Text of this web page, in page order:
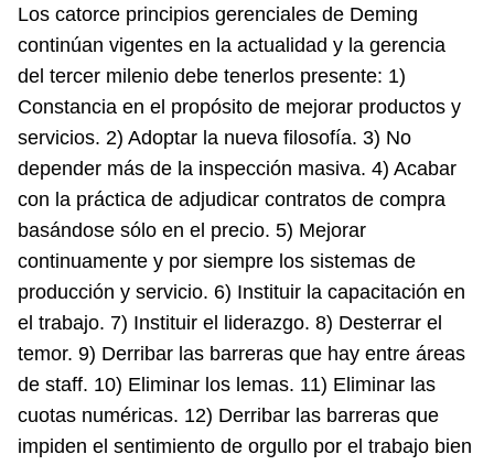
Los catorce principios gerenciales de Deming
continúan vigentes en la actualidad y la gerencia
del tercer milenio debe tenerlos presente: 1)
Constancia en el propósito de mejorar productos y
servicios. 2) Adoptar la nueva filosofía. 3) No
depender más de la inspección masiva. 4) Acabar
con la práctica de adjudicar contratos de compra
basándose sólo en el precio. 5) Mejorar
continuamente y por siempre los sistemas de
producción y servicio. 6) Instituir la capacitación en
el trabajo. 7) Instituir el liderazgo. 8) Desterrar el
temor. 9) Derribar las barreras que hay entre áreas
de staff. 10) Eliminar los lemas. 11) Eliminar las
cuotas numéricas. 12) Derribar las barreras que
impiden el sentimiento de orgullo por el trabajo bien